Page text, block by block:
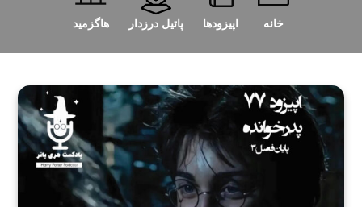
خانه اپیزودها پاتیل درزدار هاگزمید